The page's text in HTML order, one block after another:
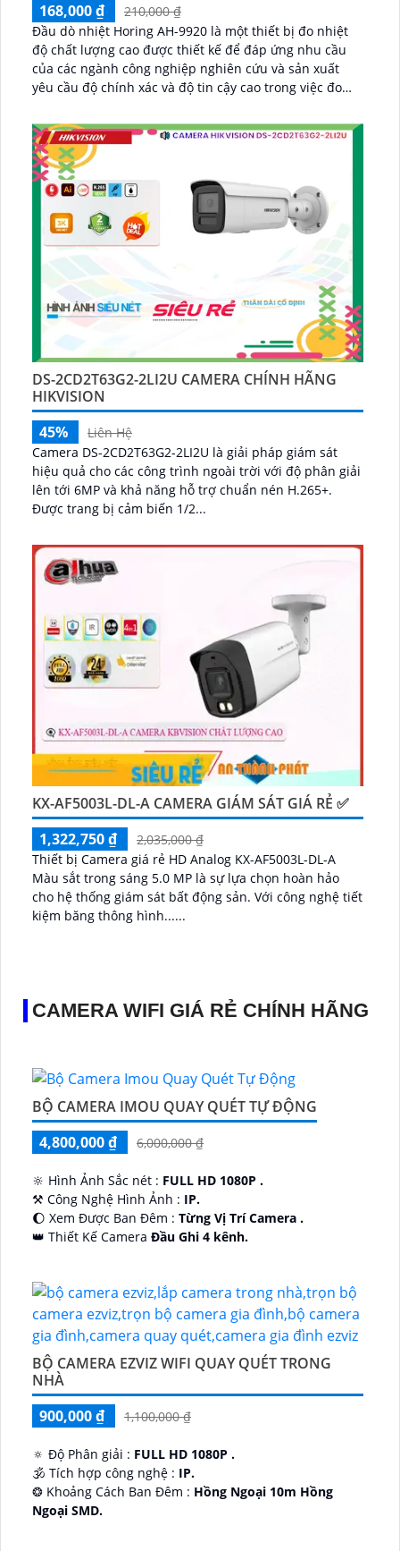
168,000 ₫
210,000 ₫
Đầu dò nhiệt Horing AH-9920 là một thiết bị đo nhiệt
độ chất lượng cao được thiết kế để đáp ứng nhu cầu
của các ngành công nghiệp nghiên cứu và sản xuất
yêu cầu độ chính xác và độ tin cậy cao trong việc đo
rộng thường từ -10˚ ~ +55˚C giúp đáp ứng nhu cầu đo
nhiệt độ trong các điều kiện khác nhau từ môi trường
lạnh đến nhiệt độ cao...
DS-2CD2T63G2-2LI2U CAMERA CHÍNH HÃNG
HIKVISION
45%
Liên Hệ
Camera DS-2CD2T63G2-2LI2U là giải pháp giám sát
hiệu quả cho các công trình ngoài trời với độ phân giải
lên tới 6MP và khả năng hỗ trợ chuẩn nén H.265+.
Được trang bị cảm biến 1/2...
KX-AF5003L-DL-A CAMERA GIÁM SÁT GIÁ RẺ ✅
1,322,750 ₫
2,035,000 ₫
Thiết bị Camera giá rẻ HD Analog KX-AF5003L-DL-A
Màu sắt trong sáng 5.0 MP là sự lựa chọn hoàn hảo
cho hệ thống giám sát bất động sản. Với công nghệ tiết
kiệm băng thông hình......
CAMERA WIFI GIÁ RẺ CHÍNH HÃNG
BỘ CAMERA IMOU QUAY QUÉT TỰ ĐỘNG
4,800,000 ₫
6,000,000 ₫
🔆 Hình Ảnh Sắc nét : FULL HD 1080P .
⚒ Công Nghệ Hình Ảnh : IP.
🌔 Xem Được Ban Đêm : Từng Vị Trí Camera .
👑 Thiết Kế Camera Đầu Ghi 4 kênh.
BỘ CAMERA EZVIZ WIFI QUAY QUÉT TRONG
NHÀ
900,000 ₫
1,100,000 ₫
🔅 Độ Phân giải : FULL HD 1080P .
🕉️ Tích hợp công nghệ : IP.
❂ Khoảng Cách Ban Đêm : Hồng Ngoại 10m Hồng
Ngoại SMD.